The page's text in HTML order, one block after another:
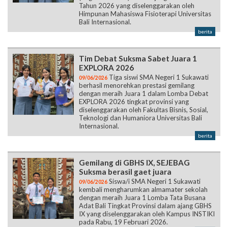
Tahun 2026 yang diselenggarakan oleh
Himpunan Mahasiswa Fisioterapi Universitas
Bali Internasional.
berita
Tim Debat Suksma Sabet Juara 1
EXPLORA 2026
09/06/2026 Tiga siswi SMA Negeri 1 Sukawati
berhasil menorehkan prestasi gemilang
dengan meraih Juara 1 dalam Lomba Debat
EXPLORA 2026 tingkat provinsi yang
diselenggarakan oleh Fakultas Bisnis, Sosial,
Teknologi dan Humaniora Universitas Bali
Internasional.
berita
Gemilang di GBHS IX, SEJEBAG
Suksma berasil gaet juara
09/06/2026 Siswa/i SMA Negeri 1 Sukawati
kembali mengharumkan almamater sekolah
dengan meraih Juara 1 Lomba Tata Busana
Adat Bali Tingkat Provinsi dalam ajang GBHS
IX yang diselenggarakan oleh Kampus INSTIKI
pada Rabu, 19 Februari 2026.